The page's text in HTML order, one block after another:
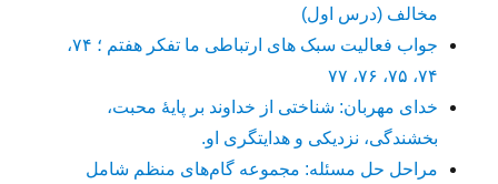
مخالف (درس اول)
جواب فعالیت سبک های ارتباطی ما تفکر هفتم ؛ ۷۴،
۷۴، ۷۵، ۷۶، ۷۷
خدای مهربان: شناختی از خداوند بر پایهٔ محبت،
بخشندگی، نزدیکی و هدایتگری او.
مراحل حل مسئله: مجموعه گام‌های منظم شامل